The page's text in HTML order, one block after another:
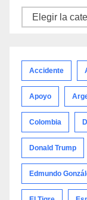
Noticias
Accidente
Apoyo
Colombia
Donald Trump
Edmundo